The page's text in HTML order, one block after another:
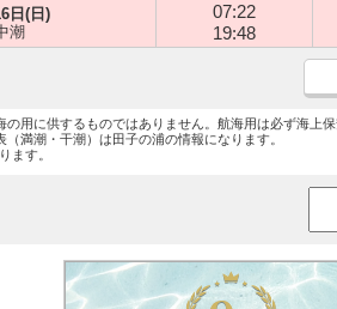
日(日)
潮
07:22
19:48
用に供するものではありません。航海用は必ず海上
満潮・干潮）は田子の浦の情報になります。
ます。